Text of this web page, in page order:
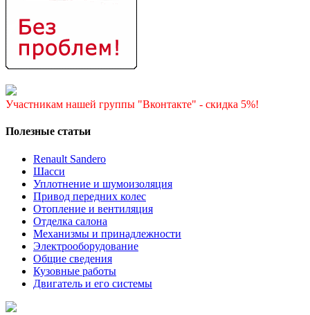
Участникам нашей группы "Вконтакте" - скидка 5%!
Полезные статьи
Renault Sandero
Шасси
Уплотнение и шумоизоляция
Привод передних колес
Отопление и вентиляция
Отделка салона
Механизмы и принадлежности
Электрооборудование
Общие сведения
Кузовные работы
Двигатель и его системы